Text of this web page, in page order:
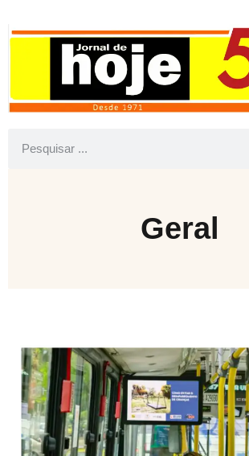
Geral